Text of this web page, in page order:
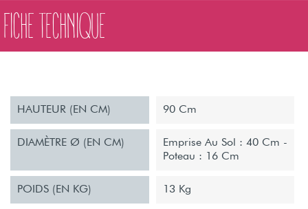
FICHE TECHNIQUE
HAUTEUR (EN CM) 90 Cm
DIAMÈTRE Ø (EN CM)
Emprise Au Sol : 40 Cm -
Poteau : 16 Cm
POIDS (EN KG) 13 Kg